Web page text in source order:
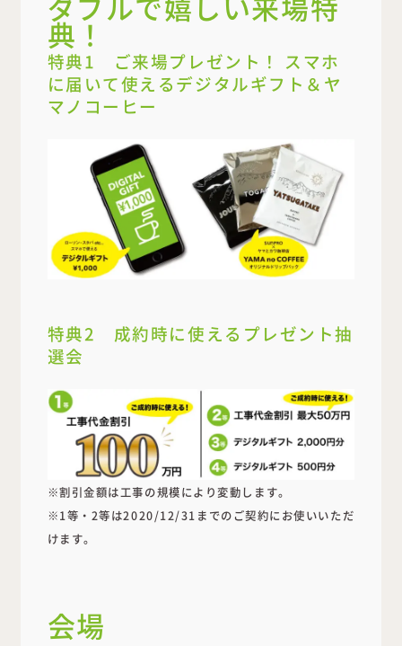
典！
特典1 ご来場プレゼント！ スマホ
に届いて使えるデジタルギフト＆ヤ
マノコーヒー
特典2 成約時に使えるプレゼント抽
選会
※割引金額は工事の規模により変動します。
※1等・2等は2020/12/31までのご契約にお使いいただ
けます。
会場